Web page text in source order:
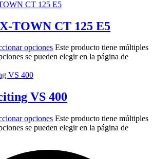
TOWN CT 125 E5
opciones Este producto tiene múltiples
se pueden elegir en la página de
VS 400
opciones Este producto tiene múltiples
se pueden elegir en la página de